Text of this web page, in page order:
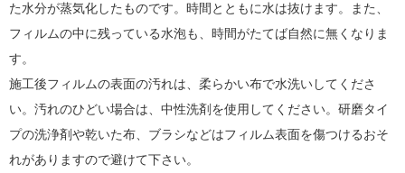
た水分が蒸気化したものです。時間とともに水は抜けます。また、
フィルムの中に残っている水泡も、時間がたてば自然に無くなりま
す。
施工後フィルムの表面の汚れは、柔らかい布で水洗いしてくださ
い。汚れのひどい場合は、中性洗剤を使用してください。研磨タイ
プの洗浄剤や乾いた布、ブラシなどはフィルム表面を傷つけるおそ
れがありますので避けて下さい。